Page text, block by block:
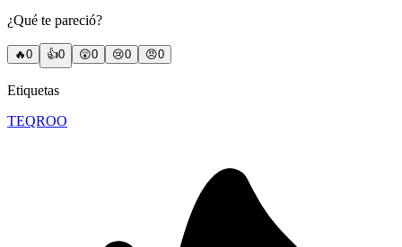
¿Qué te pareció?
🔥0 👍0 😲0 😢0 😠0
Etiquetas
TEQROO